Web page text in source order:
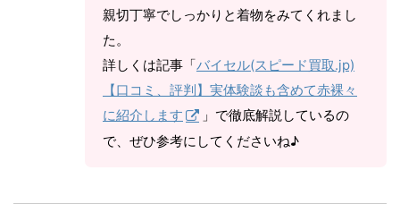
親切丁寧でしっかりと着物をみてくれまし
た。
詳しくは記事「バイセル(スピード買取.jp)
【口コミ、評判】実体験談も含めて赤裸々
に紹介します
」で徹底解説しているの
で、ぜひ参考にしてくださいね♪